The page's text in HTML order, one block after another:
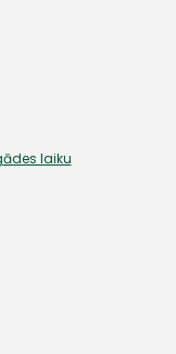
laiku